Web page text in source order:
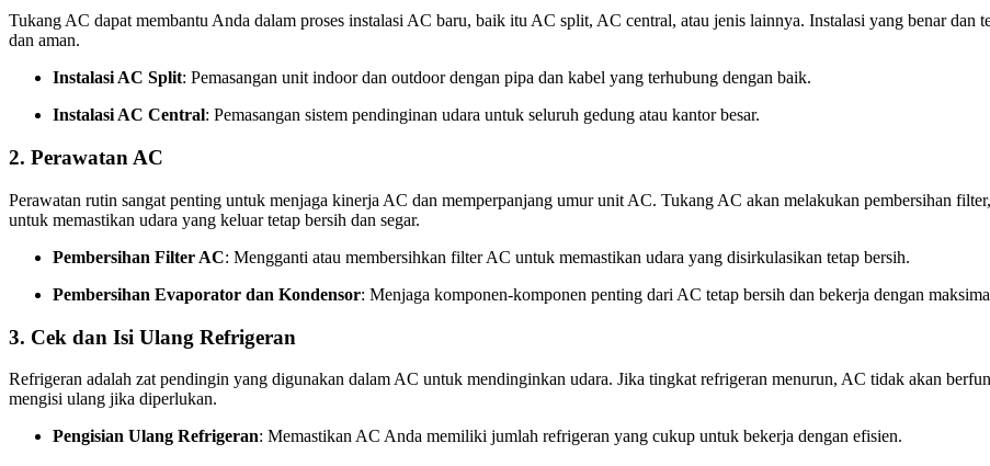
Tukang AC dapat membantu Anda dalam proses instalasi AC baru, baik itu AC split, AC central, atau jenis lainnya. Instalasi yang benar dan
dan aman.
Instalasi AC Split: Pemasangan unit indoor dan outdoor dengan pipa dan kabel yang terhubung dengan baik.
Instalasi AC Central: Pemasangan sistem pendinginan udara untuk seluruh gedung atau kantor besar.
2. Perawatan AC
Perawatan rutin sangat penting untuk menjaga kinerja AC dan memperpanjang umur unit AC. Tukang AC akan melakukan pembersihan
untuk memastikan udara yang keluar tetap bersih dan segar.
Pembersihan Filter AC: Mengganti atau membersihkan filter AC untuk memastikan udara yang disirkulasikan tetap bersih.
Pembersihan Evaporator dan Kondensor: Menjaga komponen-komponen penting dari AC tetap bersih dan bekerja dengan
3. Cek dan Isi Ulang Refrigeran
Refrigeran adalah zat pendingin yang digunakan dalam AC untuk mendinginkan udara. Jika tingkat refrigeran menurun, AC tidak akan
mengisi ulang jika diperlukan.
Pengisian Ulang Refrigeran: Memastikan AC Anda memiliki jumlah refrigeran yang cukup untuk bekerja dengan efisien.